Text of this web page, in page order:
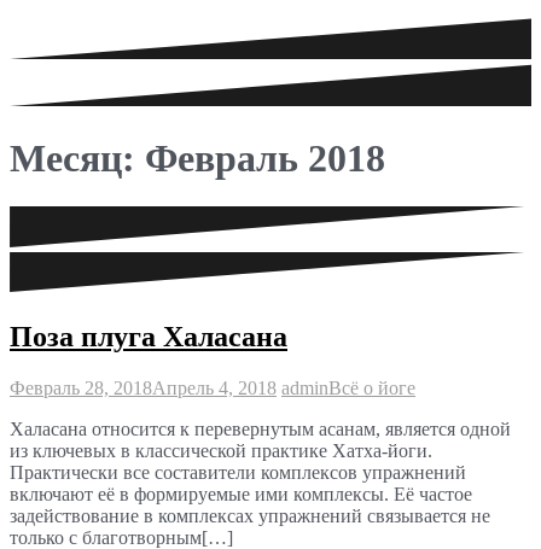
Месяц: Февраль 2018
Поза плуга Халасана
Февраль 28, 2018Апрель 4, 2018 adminВсё о йоге
Халасана относится к перевернутым асанам, является одной
из ключевых в классической практике Хатха-йоги.
Практически все составители комплексов упражнений
включают её в формируемые ими комплексы. Её частое
задействование в комплексах упражнений связывается не
только с благотворным[…]